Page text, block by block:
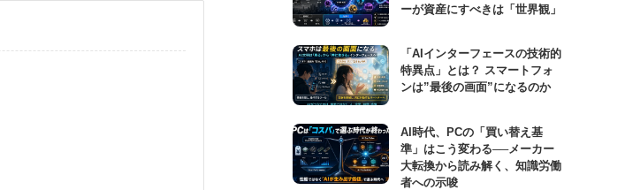
ーが資産にすべきは「世界観」
「AIインターフェースの技術的
特異点」とは？ スマートフォ
ンは”最後の画面”になるのか
AI時代、PCの「買い替え基
準」はこう変わる──メーカー
大転換から読み解く、知識労働
者への示唆